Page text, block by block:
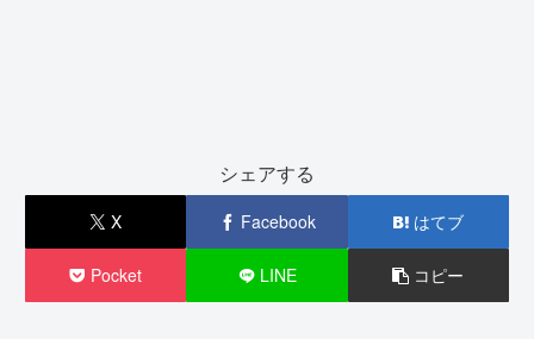
シェアする
X Facebook はてブ
Pocket LINE コピー